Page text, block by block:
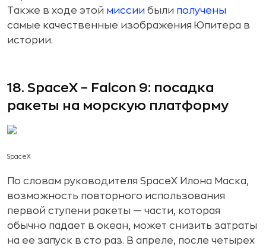
Также в ходе этой миссии были получены
самые качественные изображения Юпитера в
истории.
18. SpaceX – Falcon 9: посадка
ракеты на морскую платформу
SpaceX
По словам руководителя SpaceX Илона Маска,
возможность повторного использования
первой ступени ракеты — части, которая
обычно падает в океан, может снизить затраты
на ее запуск в сто раз. В апреле, после четырех